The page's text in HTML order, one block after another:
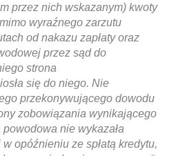
przez nich wskazanym) kwoty
wyraźnego zarzutu
od nakazu zapłaty oraz
przez sąd do
strona
się do niego. Nie
przekonywującego dowodu
zobowiązania wynikającego
nie wykazała
opóźnieniu ze spłatą kredytu,